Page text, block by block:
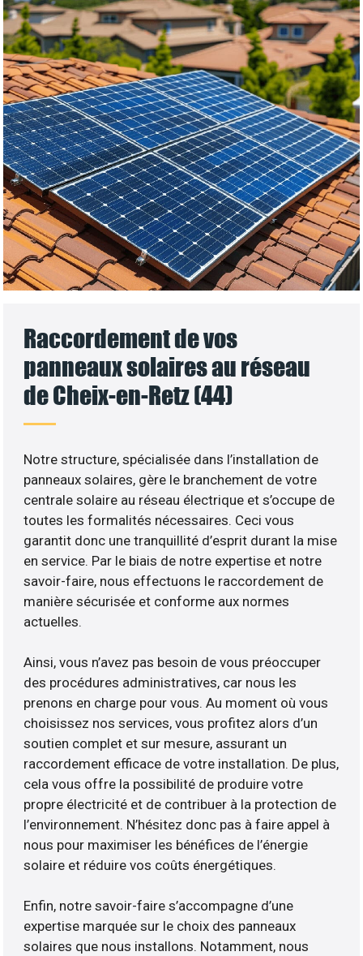
Raccordement de vos
panneaux solaires au réseau
de Cheix-en-Retz (44)
Notre structure, spécialisée dans l’installation de
panneaux solaires, gère le branchement de votre
centrale solaire au réseau électrique et s’occupe de
toutes les formalités nécessaires. Ceci vous
garantit donc une tranquillité d’esprit durant la mise
en service. Par le biais de notre expertise et notre
savoir-faire, nous effectuons le raccordement de
manière sécurisée et conforme aux normes
actuelles.
Ainsi, vous n’avez pas besoin de vous préoccuper
des procédures administratives, car nous les
prenons en charge pour vous. Au moment où vous
choisissez nos services, vous profitez alors d’un
soutien complet et sur mesure, assurant un
raccordement efficace de votre installation. De plus,
cela vous offre la possibilité de produire votre
propre électricité et de contribuer à la protection de
l’environnement. N’hésitez donc pas à faire appel à
nous pour maximiser les bénéfices de l’énergie
solaire et réduire vos coûts énergétiques.
Enfin, notre savoir-faire s’accompagne d’une
expertise marquée sur le choix des panneaux
solaires que nous installons. Notamment, nous